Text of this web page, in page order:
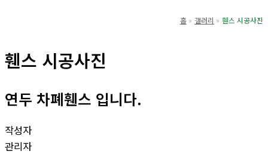
홈 갤러리 휀스 시공사진
휀스 시공사진
연두 차폐휀스 입니다.
작성자
관리자